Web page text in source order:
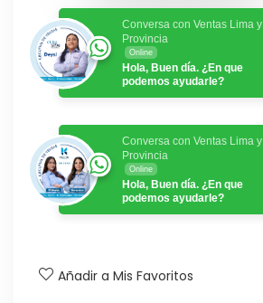
Conversa con Ventas Lima y
Provincia
Online
Hola, Buen día. ¿En que
podemos ayudarle?
Conversa con Ventas Lima y
Provincia
Online
Hola, Buen día. ¿En que
podemos ayudarle?
Añadir a Mis Favoritos